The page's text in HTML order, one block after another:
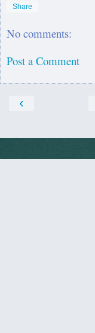
Share
No comments:
Post a Comment
‹